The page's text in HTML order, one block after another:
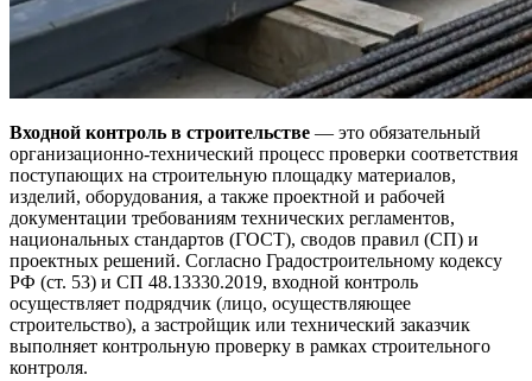
Входной контроль в строительстве — это обязательный
организационно-технический процесс проверки соответствия
поступающих на строительную площадку материалов,
изделий, оборудования, а также проектной и рабочей
документации требованиям технических регламентов,
национальных стандартов (ГОСТ), сводов правил (СП) и
проектных решений. Согласно Градостроительному кодексу
РФ (ст. 53) и СП 48.13330.2019, входной контроль
осуществляет подрядчик (лицо, осуществляющее
строительство), а застройщик или технический заказчик
выполняет контрольную проверку в рамках строительного
контроля.